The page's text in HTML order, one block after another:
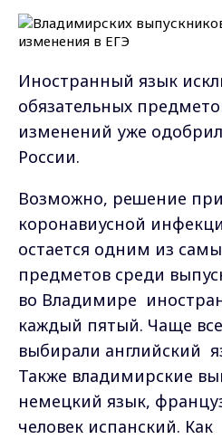
Иностранный язык
обязательных
изменений уже
России.
Возможно, решение
коронавиусной
остается одним из
предметов среди
во Владимире
каждый пятый. Чаще
выбирали английский
Также владимирские
немецкий язык,
человек испанский. Как